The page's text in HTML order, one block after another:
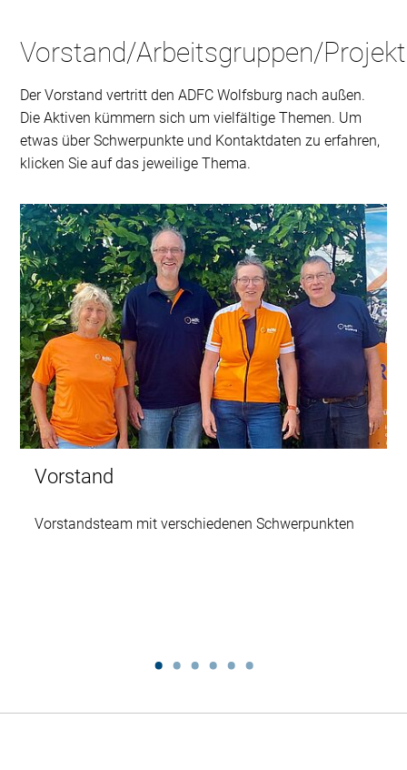
Vorstand/Arbeitsgruppen/
Der Vorstand vertritt den ADFC Wolfsburg nach außen.
Die Aktiven kümmern sich um vielfältige Themen. Um
etwas über Schwerpunkte und Kontaktdaten zu erfahren,
klicken Sie auf das jeweilige Thema.
Vorstand
Vorstandsteam mit verschiedenen Schwerpunkten